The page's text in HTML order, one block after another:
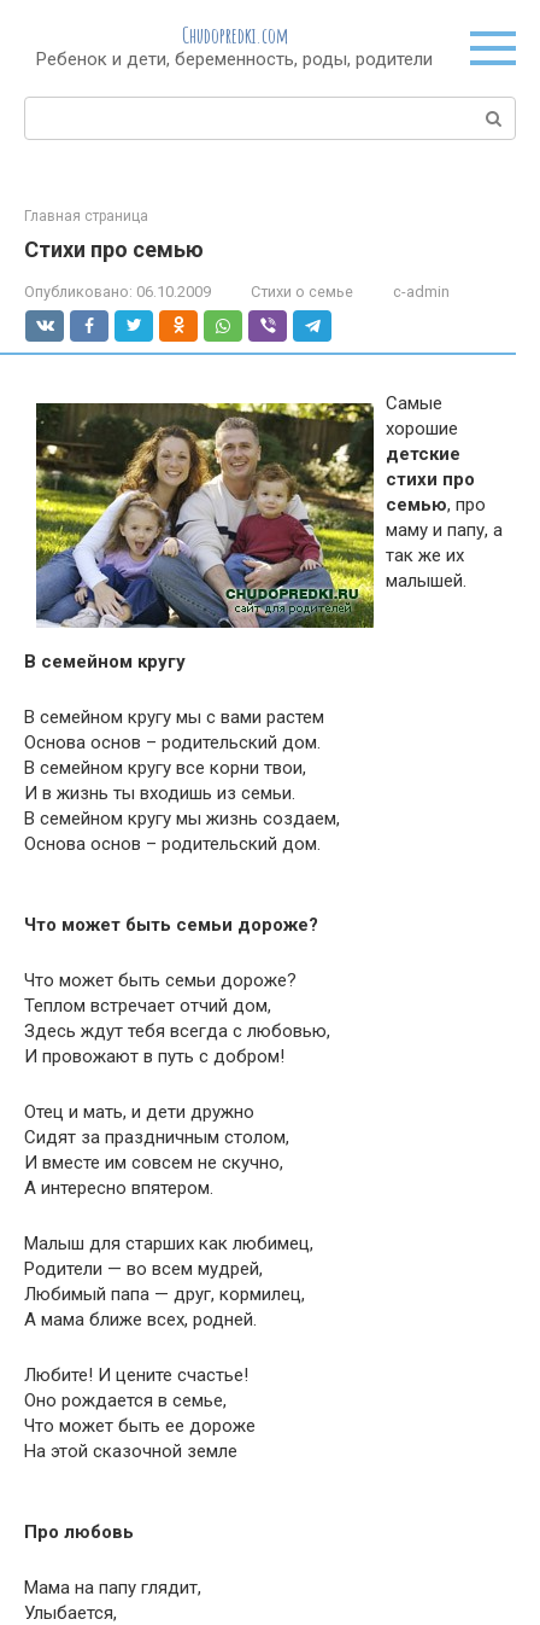
контенту
Chudopredki.com
Ребенок и дети, беременность, роды, родители
Поиск:
Главная страница
Стихи про семью
Опубликовано: 06.10.2009 Стихи о семье c-admin
Самые
хорошие
детские
стихи про
семью, про
маму и папу, а
так же их
малышей.
В семейном кругу
В семейном кругу мы с вами растем
Основа основ – родительский дом.
В семейном кругу все корни твои,
И в жизнь ты входишь из семьи.
В семейном кругу мы жизнь создаем,
Основа основ – родительский дом.
Что может быть семьи дороже?
Что может быть семьи дороже?
Теплом встречает отчий дом,
Здесь ждут тебя всегда с любовью,
И провожают в путь с добром!
Отец и мать, и дети дружно
Сидят за праздничным столом,
И вместе им совсем не скучно,
А интересно впятером.
Малыш для старших как любимец,
Родители — во всем мудрей,
Любимый папа — друг, кормилец,
А мама ближе всех, родней.
Любите! И цените счастье!
Оно рождается в семье,
Что может быть ее дороже
На этой сказочной земле
Про любовь
Мама на папу глядит,
Улыбается,